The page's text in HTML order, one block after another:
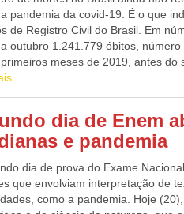
Sandrinho, estamos buscando
de empreendedorismo.
empreendedoras, fortalecendo o
de administração, Ney
pandemia da covid-19. É o que
de Registro Civil do Brasil. Em
outubro 1.241.779 óbitos,
meses de 2019, antes do
comparação com os números
de 1.233.937 óbitos. Os dados
dos Registradores de Pessoas
do país e cruzados com os
(IBGE). A média da evolução
entre 2010 e 2019. Durante
dia de Enem
e pandemia
dia de prova do Exame
que envolviam interpretação de
como a pandemia. Hoje